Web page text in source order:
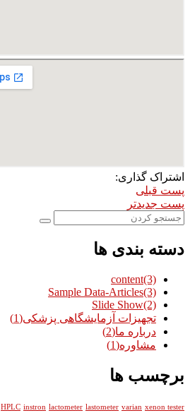
اشتراک گذاری:
پست قبلی
پست جدیدتر
دسته بندی ها
content(3)
Sample Data-Articles(3)
Slide Show(2)
تجهیزات آزمایشگاهی پزشکی(1)
درباره ما(2)
مشاوره(1)
برچسب ها
HPLC instron lactometer lastometer varian xenon tester